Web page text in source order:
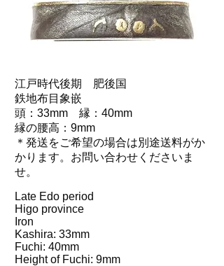
江戸時代後期 肥後国
鉄地布目象嵌
頭：33mm 縁：40mm
縁の腰高：9mm
＊発送をご希望の場合は別途送料がか
かります。お問い合わせくださいま
せ。
Late Edo period
Higo province
Iron
Kashira: 33mm
Fuchi: 40mm
Height of Fuchi: 9mm